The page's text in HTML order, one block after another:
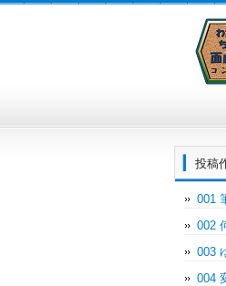
投稿
001
002
003
004